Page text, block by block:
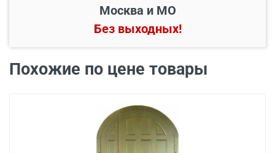
Наименование вида
Установка входной
двери в готовый проем
от 3500
Москва и МО
Без выходных!
Похожие по цене товары